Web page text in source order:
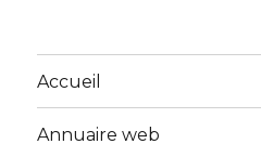
Accueil
Annuaire web